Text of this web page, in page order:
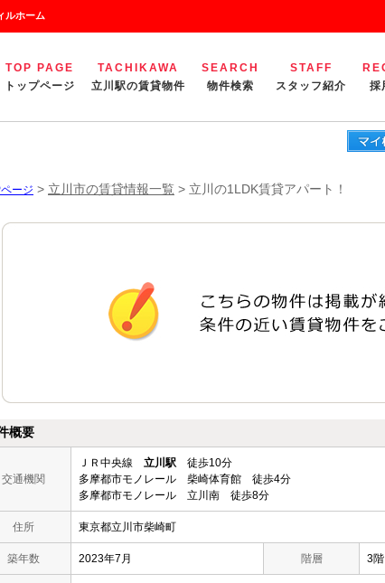
ルホーム
TOP PAGE
トップページ
TACHIKAWA
立川駅の賃貸物件
SEARCH
物件検索
STAFF
スタッフ紹介
採
ージ > 立川市の賃貸情報一覧 > 立川の1LDK賃貸アパート！
概要
交通機関
ＪＲ中央線 立川駅 徒歩10分
多摩都市モノレール 柴崎体育館 徒歩4分
多摩都市モノレール 立川南 徒歩8分
住所 東京都立川市柴崎町
築年数 2023年7月 階層 3階